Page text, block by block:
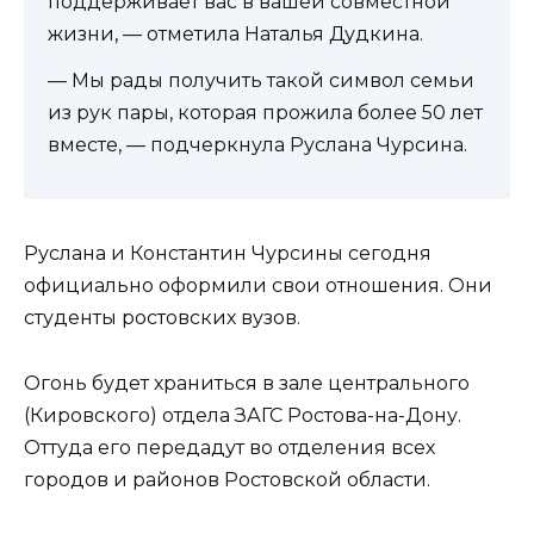
жизни, — отметила Наталья Дудкина.
— Мы рады получить такой символ семьи
из рук пары, которая прожила более 50 лет
вместе, — подчеркнула Руслана Чурсина.
Руслана и Константин Чурсины сегодня
официально оформили свои отношения. Они
студенты ростовских вузов.
Огонь будет храниться в зале центрального
(Кировского) отдела ЗАГС Ростова-на-Дону.
Оттуда его передадут во отделения всех
городов и районов Ростовской области.